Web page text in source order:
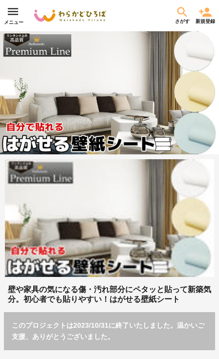
メニュー さがす 新規登録
壁や家具の気になる傷・汚れ部分にペタッと貼って新築気
分。初心者でも貼りやすい！はがせる壁紙シート
このプロジェクトは2023/10/31に終了いたしました。温かいご
支援、ありがとうございました。